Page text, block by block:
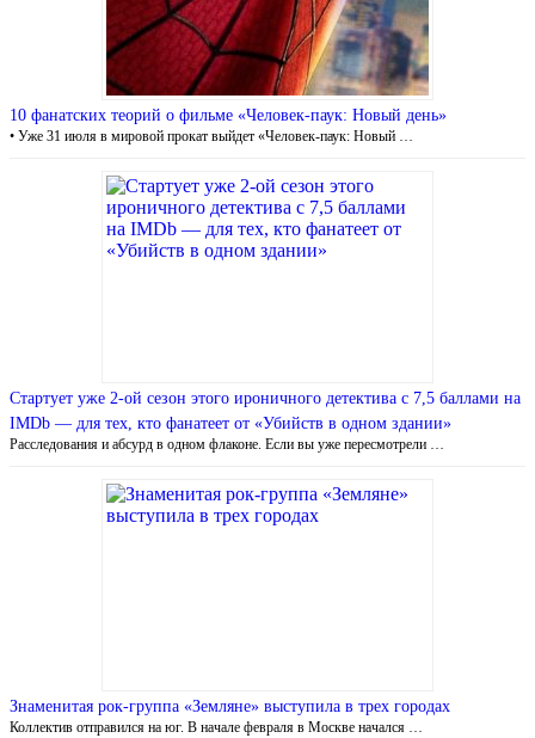
10 фанатских теорий о фильме «Человек-паук: Новый день»
• Уже 31 июля в мировой прокат выйдет «Человек-паук: Новый …
Стартует уже 2-ой сезон этого ироничного детектива с 7,5 баллами на
IMDb — для тех, кто фанатеет от «Убийств в одном здании»
Расследования и абсурд в одном флаконе. Если вы уже пересмотрели …
Знаменитая рок-группа «Земляне» выступила в трех городах
Коллектив отправился на юг. В начале февраля в Москве начался …